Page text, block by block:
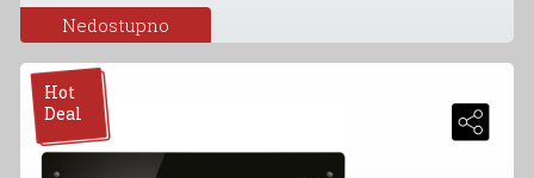
Nedostupno
Hot
Deal